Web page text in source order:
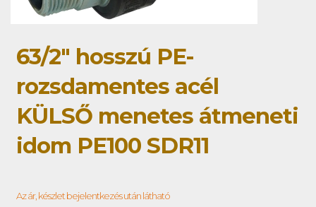
63/2" hosszú PE-
rozsdamentes acél
KÜLSŐ menetes átmeneti
idom PE100 SDR11
Az ár, készlet bejelentkezés után látható